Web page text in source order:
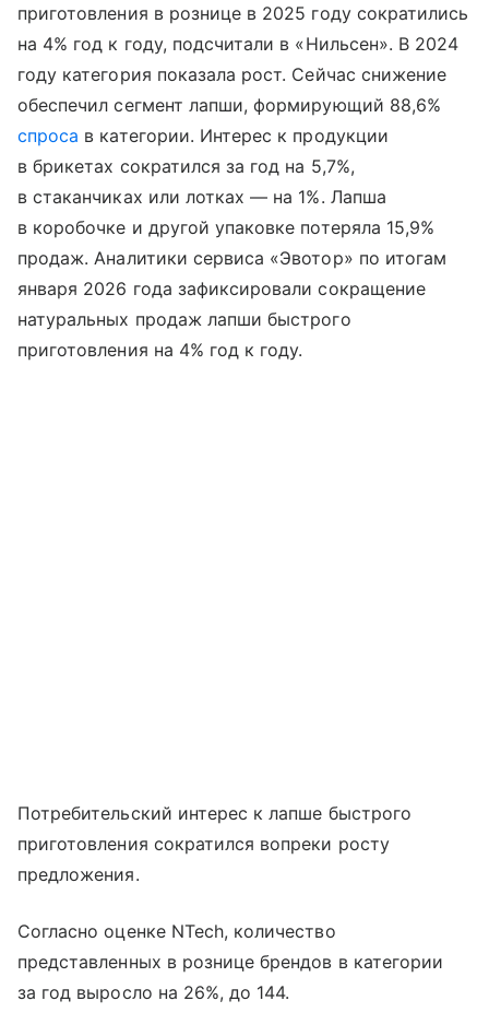
приготовления в рознице в 2025 году сократились
на 4% год к году, подсчитали в «Нильсен». В 2024
году категория показала рост. Сейчас снижение
обеспечил сегмент лапши, формирующий 88,6%
спроса в категории. Интерес к продукции
в брикетах сократился за год на 5,7%,
в стаканчиках или лотках — на 1%. Лапша
в коробочке и другой упаковке потеряла 15,9%
продаж. Аналитики сервиса «Эвотор» по итогам
января 2026 года зафиксировали сокращение
натуральных продаж лапши быстрого
приготовления на 4% год к году.
Потребительский интерес к лапше быстрого
приготовления сократился вопреки росту
предложения.
Согласно оценке NTech, количество
представленных в рознице брендов в категории
за год выросло на 26%, до 144.